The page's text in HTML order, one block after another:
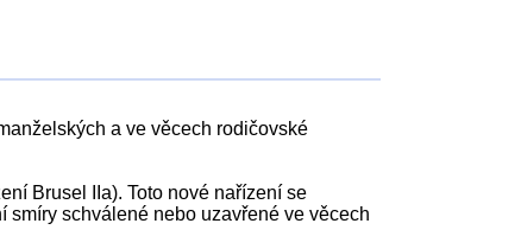
a ve věcech rodičovské
Brusel IIa). Toto nové nařízení se
schválené nebo uzavřené ve věcech